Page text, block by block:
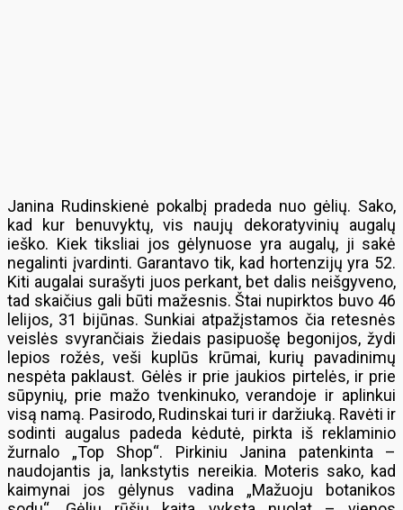
Janina Rudinskienė pokalbį pradeda nuo gėlių. Sako,
kad kur benuvyktų, vis naujų dekoratyvinių augalų
ieško. Kiek tiksliai jos gėlynuose yra augalų, ji sakė
negalinti įvardinti. Garantavo tik, kad hortenzijų yra 52.
Kiti augalai surašyti juos perkant, bet dalis neišgyveno,
tad skaičius gali būti mažesnis. Štai nupirktos buvo 46
lelijos, 31 bijūnas. Sunkiai atpažįstamos čia retesnės
veislės svyrančiais žiedais pasipuošę begonijos, žydi
lepios rožės, veši kuplūs krūmai, kurių pavadinimų
nespėta paklaust. Gėlės ir prie jaukios pirtelės, ir prie
sūpynių, prie mažo tvenkinuko, verandoje ir aplinkui
visą namą. Pasirodo, Rudinskai turi ir daržiuką. Ravėti ir
sodinti augalus padeda kėdutė, pirkta iš reklaminio
žurnalo „Top Shop“. Pirkiniu Janina patenkinta –
naudojantis ja, lankstytis nereikia. Moteris sako, kad
kaimynai jos gėlynus vadina „Mažuoju botanikos